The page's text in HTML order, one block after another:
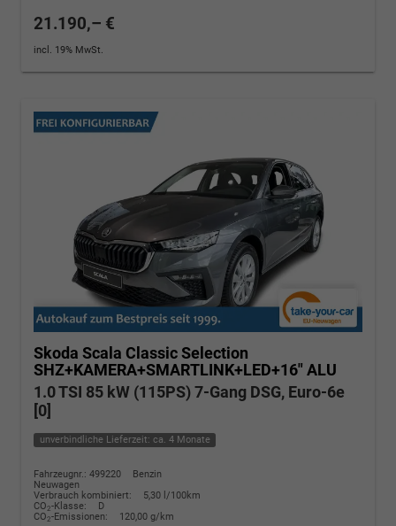
21.190,– €
incl. 19% MwSt.
Skoda Scala Classic Selection
SHZ+KAMERA+SMARTLINK+LED+16" ALU
1.0 TSI 85 kW (115PS) 7-Gang DSG, Euro-6e
[0]
unverbindliche Lieferzeit: ca. 4 Monate
Fahrzeugnr.: 499220
Benzin
Neuwagen
Verbrauch kombiniert:
5,30 l/100km
CO2-Klasse:
D
CO2-Emissionen: 120,00 g/km